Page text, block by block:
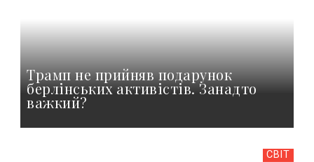
Трамп не прийняв подарунок
берлінських активістів. Занадто
важкий?
СВІТ